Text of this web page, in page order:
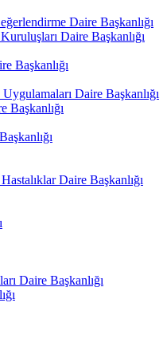
Daire Başkanlığı
Daire Başkanlığı
Başkanlığı
Daire Başkanlığı
Başkanlığı
Daire Başkanlığı
Daire Başkanlığı